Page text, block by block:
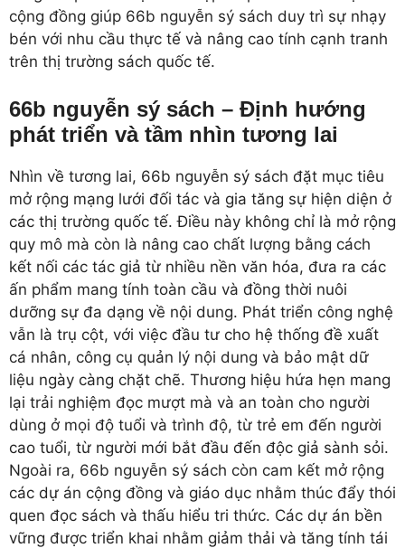
cộng đồng giúp 66b nguyễn sý sách duy trì sự nhạy
bén với nhu cầu thực tế và nâng cao tính cạnh tranh
trên thị trường sách quốc tế.
66b nguyễn sý sách – Định hướng
phát triển và tầm nhìn tương lai
Nhìn về tương lai, 66b nguyễn sý sách đặt mục tiêu
mở rộng mạng lưới đối tác và gia tăng sự hiện diện ở
các thị trường quốc tế. Điều này không chỉ là mở rộng
quy mô mà còn là nâng cao chất lượng bằng cách
kết nối các tác giả từ nhiều nền văn hóa, đưa ra các
ấn phẩm mang tính toàn cầu và đồng thời nuôi
dưỡng sự đa dạng về nội dung. Phát triển công nghệ
vẫn là trụ cột, với việc đầu tư cho hệ thống đề xuất
cá nhân, công cụ quản lý nội dung và bảo mật dữ
liệu ngày càng chặt chẽ. Thương hiệu hứa hẹn mang
lại trải nghiệm đọc mượt mà và an toàn cho người
dùng ở mọi độ tuổi và trình độ, từ trẻ em đến người
cao tuổi, từ người mới bắt đầu đến độc giả sành sỏi.
Ngoài ra, 66b nguyễn sý sách còn cam kết mở rộng
các dự án cộng đồng và giáo dục nhằm thúc đẩy thói
quen đọc sách và thấu hiểu tri thức. Các dự án bền
vững được triển khai nhằm giảm thải và tăng tính tái